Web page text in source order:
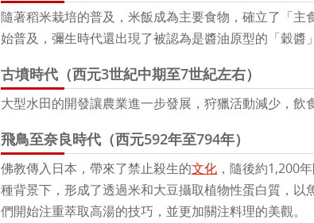
隨著稻米栽培的普及，米飯成為主要食物，確立了「
始普及，彌生時代還出現了被認為是醬油原型的「穀醬」
古墳時代（西元3世紀中期至7世紀左右）
大型水田的開發讓農業進一步發展，狩獵活動減少，飲
飛鳥至奈良時代（西元592年至794年）
佛教傳入日本，帶來了禁止殺生的文化 ，隨後約1,200
種背景下，形成了透過米和大豆攝取植物性蛋白質，以
們開始注重萃取高湯的技巧，並更加關注料理的美觀。